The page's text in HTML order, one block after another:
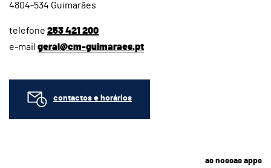
4804-534 Guimarães
telefone 253 421 200
e-mail geral@cm-guimaraes.pt
contactos e horários
as nossas apps